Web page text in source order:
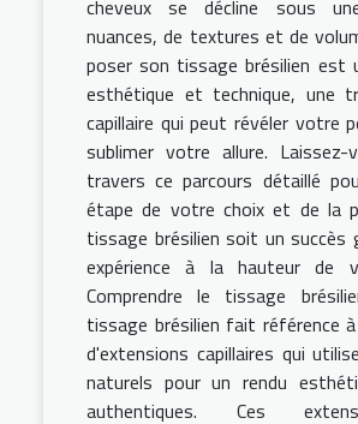
cheveux se décline sous
nuances, de textures et de
poser son tissage brésilien est
esthétique et technique, une
capillaire qui peut révéler votre
sublimer votre allure.
travers ce parcours détaillé
étape de votre choix et de la
tissage brésilien soit un succès
expérience à la hauteur de
Comprendre le tissage
tissage brésilien fait référence
d'extensions capillaires qui
naturels pour un rendu
authentiques. Ces